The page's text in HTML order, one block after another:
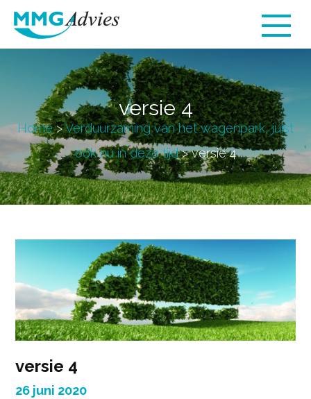
versie 4
Home>Verduurzaming van het wagenpark, juist
ook nu in deze tijd>versie 4
versie 4
26 juni 2020